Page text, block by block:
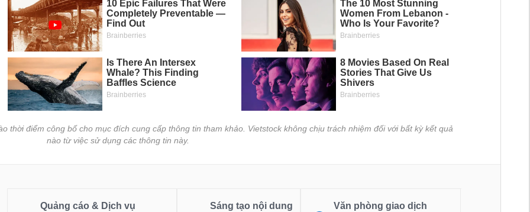
thời điểm công bố cho mục đích cung cấp thông tin tham khảo. Vietstock không chịu trách nhiệm đối với bất kỳ kết quả
nào từ việc sử dụng các thông tin này.
Quảng cáo & Dịch vụ Sáng tạo nội dung Văn phòng giao dịch